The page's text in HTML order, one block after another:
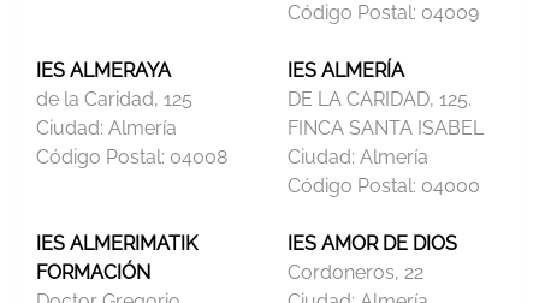
Código Postal: 04009
IES ALMERAYA
de la Caridad, 125
Ciudad: Almería
Código Postal: 04008
IES ALMERÍA
DE LA CARIDAD, 125.
FINCA SANTA ISABEL
Ciudad: Almería
Código Postal: 04000
IES ALMERIMATIK
FORMACIÓN
IES AMOR DE DIOS
Cordoneros, 22